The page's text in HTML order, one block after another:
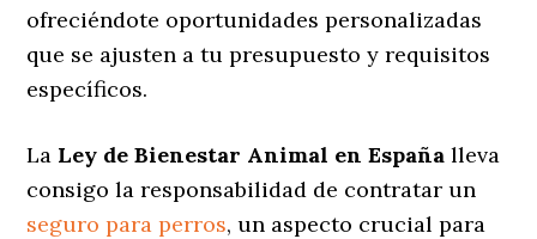
ofreciéndote oportunidades personalizadas
que se ajusten a tu presupuesto y requisitos
específicos.
La Ley de Bienestar Animal en España lleva
consigo la responsabilidad de contratar un
seguro para perros, un aspecto crucial para